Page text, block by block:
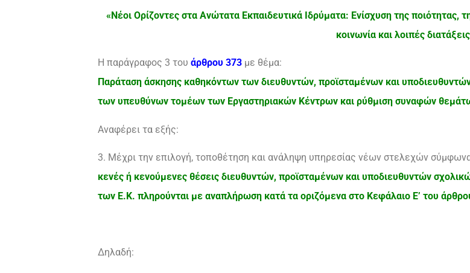
«Νέοι Ορίζοντες στα Ανώτατα Εκπαιδευτικά Ιδρύματα: Ενίσχυση της ποιότητας,
κοινωνία και λοιπές
Η παράγραφος 3 του άρθρου 373 με θέμα:
Παράταση άσκησης καθηκόντων των διευθυντών, προϊσταμένων και
των υπευθύνων τομέων των Εργαστηριακών Κέντρων και ρύθμιση συναφών
Αναφέρει τα εξής:
3. Μέχρι την επιλογή, τοποθέτηση και ανάληψη υπηρεσίας νέων στελεχών
κενές ή κενούμενες θέσεις διευθυντών, προϊσταμένων και υποδιευθυντών
των Ε.Κ. πληρούνται με αναπλήρωση κατά τα οριζόμενα στο Κεφάλαιο Ε’ του
Δηλαδή: